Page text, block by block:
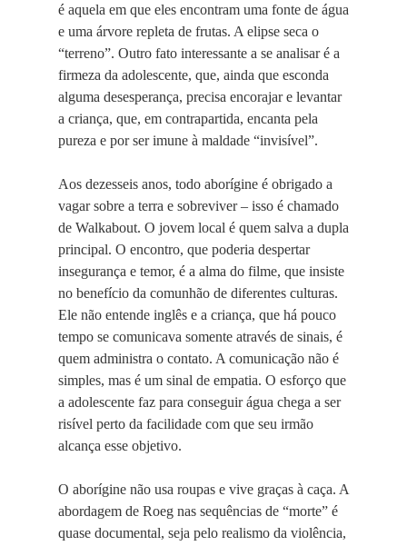
é aquela em que eles encontram uma fonte de água
e uma árvore repleta de frutas. A elipse seca o
“terreno”. Outro fato interessante a se analisar é a
firmeza da adolescente, que, ainda que esconda
alguma desesperança, precisa encorajar e levantar
a criança, que, em contrapartida, encanta pela
pureza e por ser imune à maldade “invisível”.
Aos dezesseis anos, todo aborígine é obrigado a
vagar sobre a terra e sobreviver – isso é chamado
de Walkabout. O jovem local é quem salva a dupla
principal. O encontro, que poderia despertar
insegurança e temor, é a alma do filme, que insiste
no benefício da comunhão de diferentes culturas.
Ele não entende inglês e a criança, que há pouco
tempo se comunicava somente através de sinais, é
quem administra o contato. A comunicação não é
simples, mas é um sinal de empatia. O esforço que
a adolescente faz para conseguir água chega a ser
risível perto da facilidade com que seu irmão
alcança esse objetivo.
O aborígine não usa roupas e vive graças à caça. A
abordagem de Roeg nas sequências de “morte” é
quase documental, seja pelo realismo da violência,